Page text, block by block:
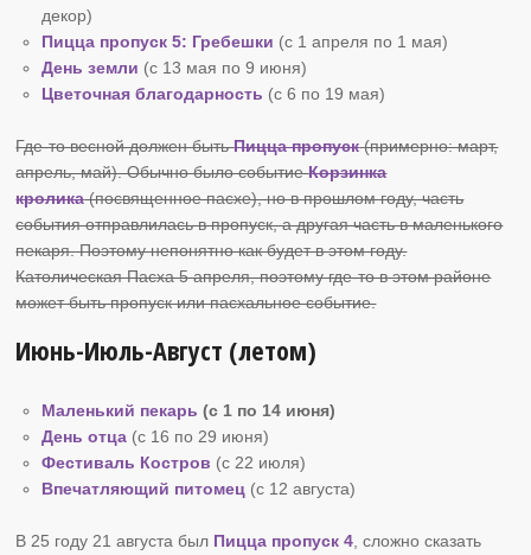
декор)
Пицца пропуск 5: Гребешки (с 1 апреля по 1 мая)
День земли (с 13 мая по 9 июня)
Цветочная благодарность (с 6 по 19 мая)
Где-то весной должен бытьПицца пропуск (примерно: март,
апрель, май). Обычно было событиеКорзинка
кролика(посвященное пасхе), но в прошлом году, часть
события отправлилась в пропуск, а другая часть в маленького
пекаря. Поэтому непонятно как будет в этом году.
Католическая Пасха 5 апреля, поэтому где-то в этом районе
может быть пропуск или пасхальное событие.
Июнь-Июль-Август (летом)
Маленький пекарь (с 1 по 14 июня)
День отца (с 16 по 29 июня)
Фестиваль Костров (c 22 июля)
Впечатляющий питомец (c 12 августа)
В 25 году 21 августа был Пицца пропуск 4 , сложно сказать